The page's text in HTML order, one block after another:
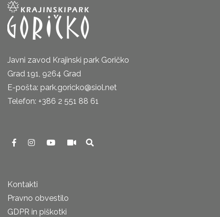
Javni zavod Krajinski park Goričko
Grad 191, 9264 Grad
E-pošta: park.goricko@siol.net
Telefon: +386 2 551 88 61
Kontakti
Pravno obvestilo
GDPR in piškotki